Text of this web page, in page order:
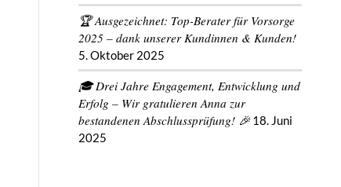
🏆 Ausgezeichnet: Top-Berater für Vorsorge
2025 – dank unserer Kundinnen & Kunden!
5. Oktober 2025
🎓 Drei Jahre Engagement, Entwicklung und
Erfolg – Wir gratulieren Anna zur
bestandenen Abschlussprüfung! 🎉 18. Juni
2025